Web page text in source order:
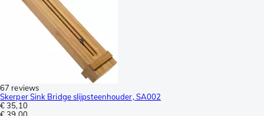
67 reviews
Skerper Sink Bridge slijpsteenhouder, SA002
€ 35,10